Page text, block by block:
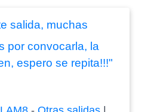
salida, muchas
por convocarla, la
espero se repita!!!"